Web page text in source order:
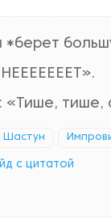
*берет
«Тише, тише,
Шастун
с цитатой